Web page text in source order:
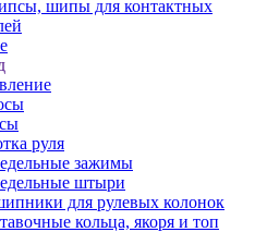
шипы для контактных
руля
зажимы
штыри
для рулевых колонок
кольца, якоря и топ